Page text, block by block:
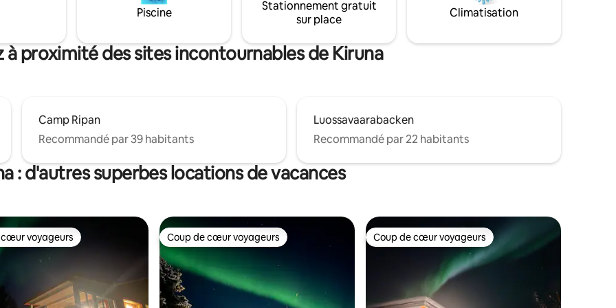
gratuit sont inclus. Parfait
les familles et les
confortable et privilégié
arctiques.
Piscine
Stationnement gratuit
sur place
Climatisation
à proximité des sites incontournables de Kiruna
Camp Ripan
Recommandé par 39 habitants
Luossavaarabacken
Recommandé par 22 habitants
: d'autres superbes locations de vacances
cœur voyageurs
voyageurs Coup de cœur voyageurs
Coup de cœur voyageurs Coup de cœur voyageurs
Coup de cœur voyageurs